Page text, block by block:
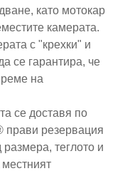
като мотокар
камерата.
с "крехки" и
се гарантира, че
на
се доставя по
прави резервация
теглото и